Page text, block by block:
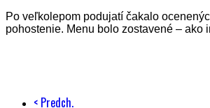
Po veľkolepom podujatí čakalo
pohostenie. Menu bolo zostavené – ako
< Predch.